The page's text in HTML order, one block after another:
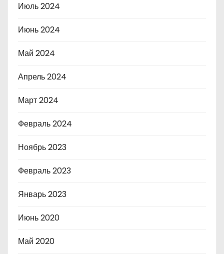
Июль 2024
Июнь 2024
Май 2024
Апрель 2024
Март 2024
Февраль 2024
Ноябрь 2023
Февраль 2023
Январь 2023
Июнь 2020
Май 2020